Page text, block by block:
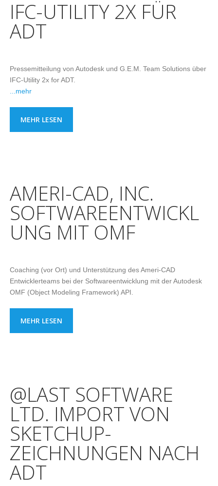
IFC-UTILITY 2X FÜR
ADT
Pressemitteilung von Autodesk und G.E.M. Team Solutions über
IFC-Utility 2x for ADT.
...mehr
MEHR LESEN
AMERI-CAD, INC.
SOFTWAREENTWICKL
UNG MIT OMF
Coaching (vor Ort) und Unterstützung des Ameri-CAD
Entwicklerteams bei der Softwareentwicklung mit der Autodesk
OMF (Object Modeling Framework) API.
MEHR LESEN
@LAST SOFTWARE
LTD. IMPORT VON
SKETCHUP-
ZEICHNUNGEN NACH
ADT